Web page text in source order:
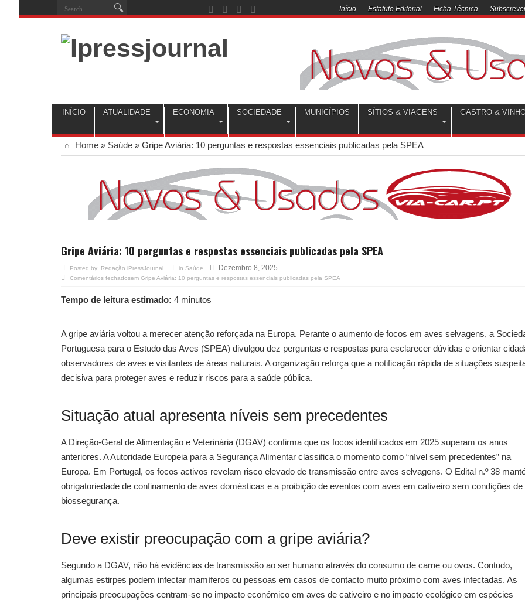
Início Estatuto Editorial Ficha Técnica
INÍCIO ATUALIDADE ECONOMIA SOCIEDADE MUNICÍPIOS SÍTIOS & VIAGENS GASTRO &
Home » Saúde » Gripe Aviária: 10 perguntas e respostas essenciais publicadas pela SPEA
Gripe Aviária: 10 perguntas e respostas essenciais publicadas pela SPEA
Posted by: Redação iPressJournal in Saúde Dezembro 8, 2025
Comentários fechadosem Gripe Aviária: 10 perguntas e respostas essenciais publicadas pela SPEA
Tempo de leitura estimado: 4 minutos
A gripe aviária voltou a merecer atenção reforçada na Europa. Perante o aumento de focos em aves selvagens, a
Portuguesa para o Estudo das Aves (SPEA) divulgou dez perguntas e respostas para esclarecer dúvidas e orientar
observadores de aves e visitantes de áreas naturais. A organização reforça que a notificação rápida de situações
decisiva para proteger aves e reduzir riscos para a saúde pública.
Situação atual apresenta níveis sem precedentes
A Direção-Geral de Alimentação e Veterinária (DGAV) confirma que os focos identificados em 2025 superam os anos
anteriores. A Autoridade Europeia para a Segurança Alimentar classifica o momento como “nível sem precedentes” na
Europa. Em Portugal, os focos activos revelam risco elevado de transmissão entre aves selvagens. O Edital n.º 38
obrigatoriedade de confinamento de aves domésticas e a proibição de eventos com aves em cativeiro sem condições de
biossegurança.
Deve existir preocupação com a gripe aviária?
Segundo a DGAV, não há evidências de transmissão ao ser humano através do consumo de carne ou ovos. Contudo,
algumas estirpes podem infectar mamíferos ou pessoas em casos de contacto muito próximo com aves infectadas. As
principais preocupações centram-se no impacto económico em aves de cativeiro e no impacto ecológico em espécies